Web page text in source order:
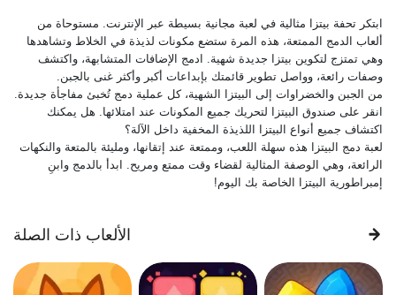
ابتكر تحفة بيتزا مثالية في لعبة مجانية بسيطة عبر الإنترنت. مستوحاة من
ألعاب الدمج الممتعة، هذه المرة ستضع مكونات لذيذة في الخلاط وتشاهدها
وهي تمتزج لتكوين بيتزا جديدة شهية. ادمج الإضافات المتشابهة، واكتشف
وصفات رائعة، وواصل تطوير قائمتك بإبداعات أكبر وأكثر غنى بالجبن.
من الجبن والخضراوات إلى البيتزا الشهية، كل عملية دمج تُخبئ مفاجأة جديدة.
انقر على صندوق البيتزا لتحريك جميع المكونات عند امتلائها. هل يمكنك
اكتشاف جميع أنواع البيتزا اللذيذة المخفية داخل الآلة؟
لعبة دمج البيتزا هذه سهلة اللعب، وممتعة عند إتقانها، ومليئة بالمتعة والنكهات
الرائعة، وهي الوصفة المثالية لقضاء وقت ممتع ومريح. ابدأ بالدمج وابنِ
إمبراطورية البيتزا الخاصة بك اليوم!
الألعاب ذات الصلة